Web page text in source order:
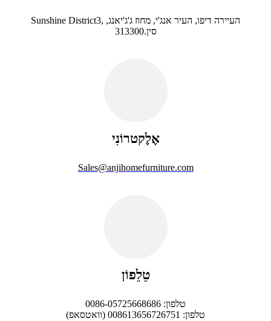
Sunshine District3, העיירה דיפו, העיר אנג'י, מחוז ג'ג'יאנג,
סין.313300
אֶלֶקטרוֹנִי
Sales@anjihomefurniture.com
טֵלֵפוֹן
טלפון: 0086-05725668686
טלפון: 008613656726751 (וואטסאפ)